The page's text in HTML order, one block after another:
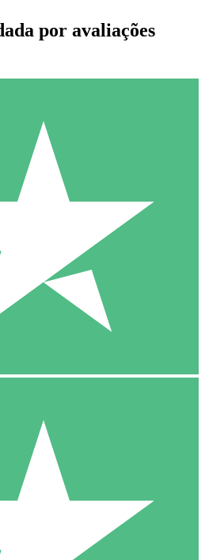
Individuais
com créditos de download. Sem
1000
10 Downloads
20 00
por avaliações